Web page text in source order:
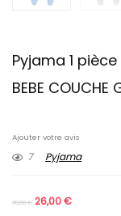
Pyjama 1 pièce
BEBE COUCHE
Ajouter votre avis
7 Pyjama
39,00€ 26,00€